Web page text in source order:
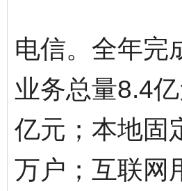
电信。全年完
业务总量8.4
亿元；本地固
万户；互联网